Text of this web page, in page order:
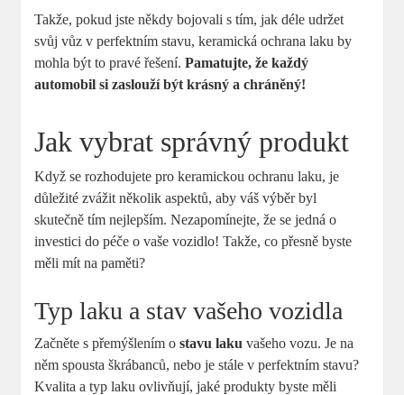
Takže, pokud jste někdy bojovali s tím, jak déle udržet
svůj vůz v perfektním stavu, keramická ochrana laku by
mohla být to pravé řešení.Pamatujte, že každý
automobil si zaslouží být krásný a chráněný!
Jak vybrat správný produkt
Když se rozhodujete pro keramickou ochranu laku, je
důležité zvážit několik aspektů, aby váš výběr byl
skutečně tím nejlepším. Nezapomínejte, že se jedná o
investici do péče o vaše vozidlo! Takže, co přesně byste
měli mít na paměti?
Typ laku a stav vašeho vozidla
Začněte s přemýšlením ostavu laku vašeho vozu. Je na
něm spousta škrábanců, nebo je stále v perfektním stavu?
Kvalita a typ laku ovlivňují, jaké produkty byste měli